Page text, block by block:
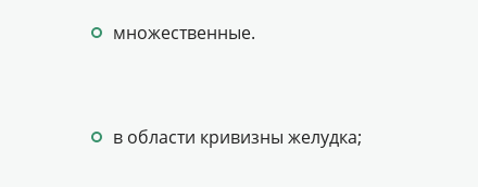
множественные.
в области кривизны желудка;